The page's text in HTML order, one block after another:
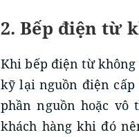
2. Bếp điện từ
Khi bếp điện từ
kỹ lại nguồn điện cấp
phần nguồn hoặc vô
khách hàng khi đó